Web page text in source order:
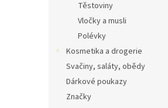
Těstoviny
Vločky a musli
Polévky
Kosmetika a drogerie
Svačiny, saláty, obědy
Dárkové poukazy
Značky